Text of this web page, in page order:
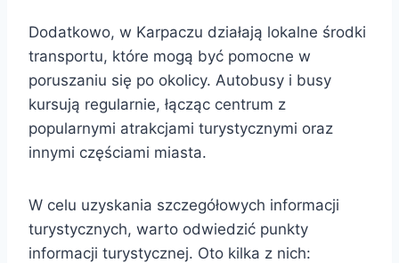
Dodatkowo, w Karpaczu działają lokalne środki
transportu, które mogą być pomocne w
poruszaniu się po okolicy. Autobusy i busy
kursują regularnie, łącząc centrum z
popularnymi atrakcjami turystycznymi oraz
innymi częściami miasta.
W celu uzyskania szczegółowych informacji
turystycznych, warto odwiedzić punkty
informacji turystycznej. Oto kilka z nich: